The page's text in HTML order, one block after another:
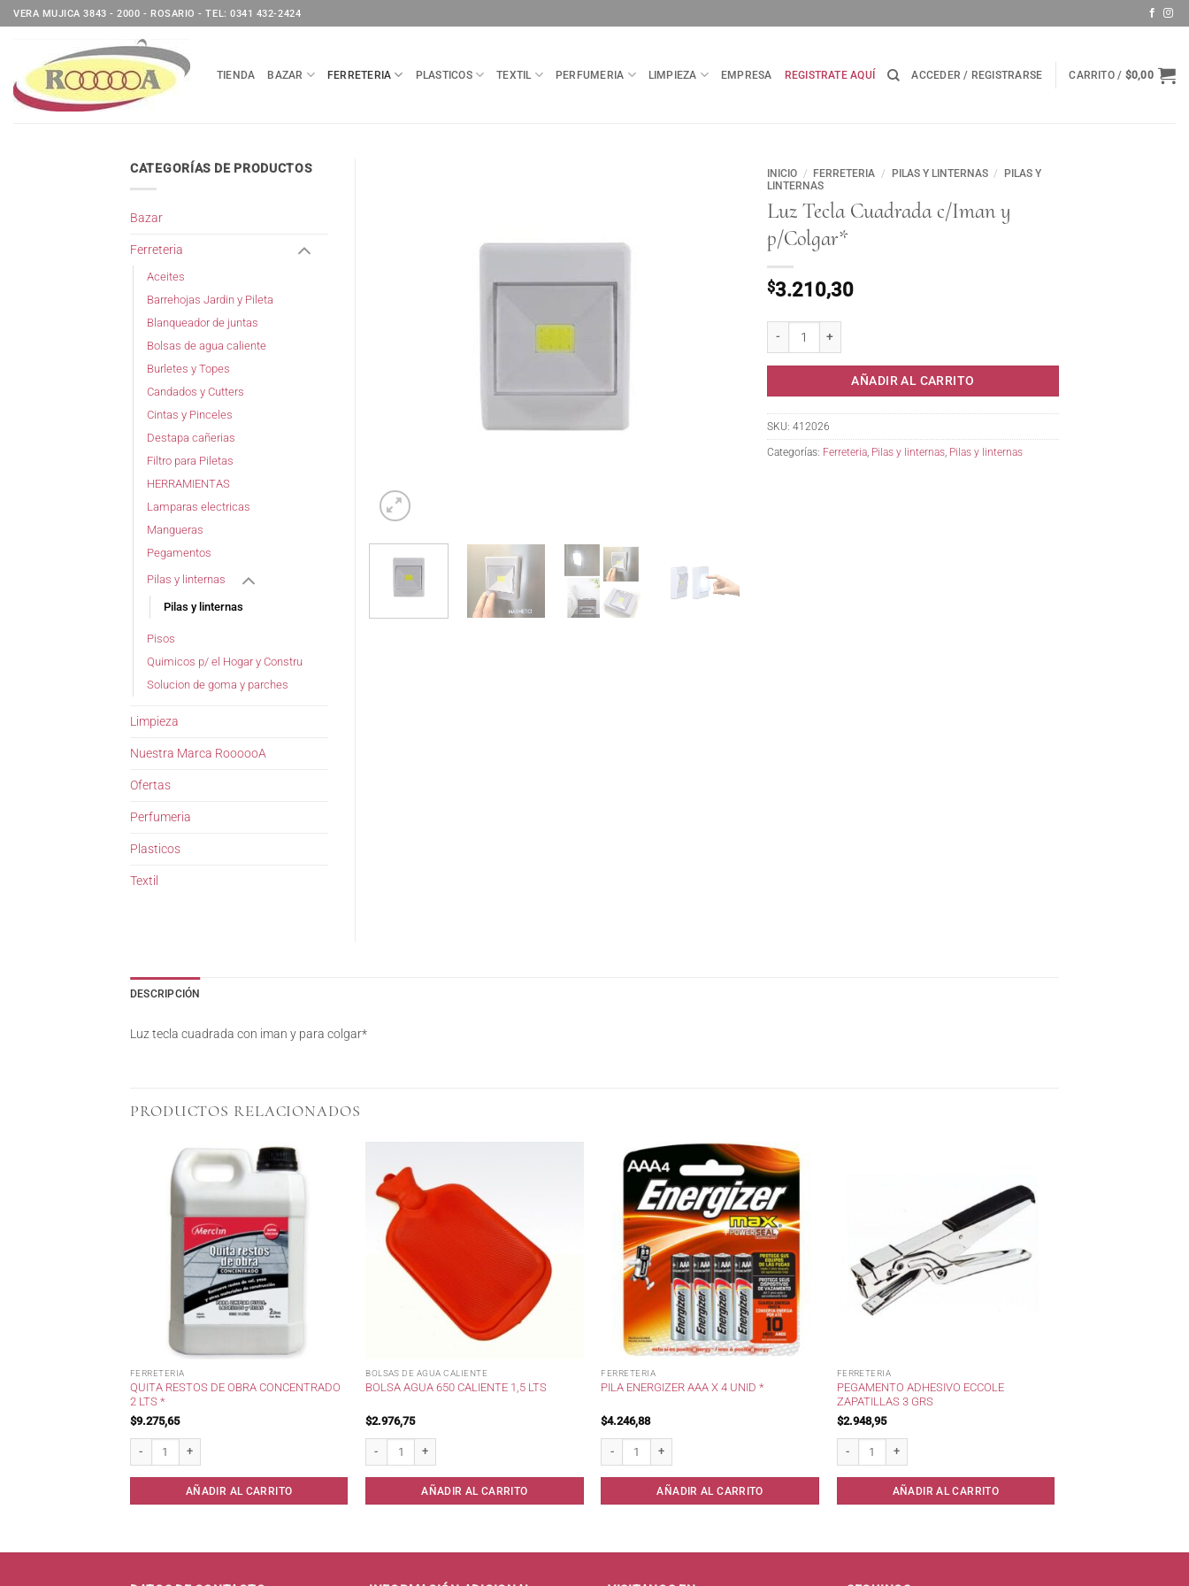
Saltar
al
VERA MUJICA 3843 - 2000 - ROSARIO - TEL: 0341 432-2424
TIENDA BAZAR FERRETERIA PLASTICOS TEXTIL PERFUMERIA LIMPIEZA EMPRESA REGISTRATE AQUÍ ACCEDER / REGISTRARSE CARRITO / $0,00
INICIO / FERRETERIA / PILAS Y LINTERNAS /
PILAS Y
LINTERNAS
Luz Tecla Cuadrada c/Iman y
p/Colgar*
$3.210,30
AÑADIR AL CARRITO
SKU: 412026
Categorías: Ferreteria Pilas y linternas Pilas y linternas
CATEGORÍAS DE PRODUCTOS
Bazar
Ferreteria
Aceites
Barrehojas Jardin y Pileta
Blanqueador de juntas
Bolsas de agua caliente
Burletes y Topes
Candados y Cutters
Cintas y Pinceles
Destapa cañerias
Filtro para Piletas
HERRAMIENTAS
Lamparas electricas
Mangueras
Pegamentos
Pilas y linternas
Pilas y linternas
Pisos
Quimicos p/ el Hogar y Constru
Solucion de goma y parches
Limpieza
Nuestra Marca RoooooA
Ofertas
Perfumeria
Plasticos
Textil
DESCRIPCIÓN
Luz tecla cuadrada con iman y para colgar*
PRODUCTOS RELACIONADOS
FERRETERIA
QUITA RESTOS DE OBRA CONCENTRADO
2 LTS *
$9.275,65
AÑADIR AL CARRITO
BOLSAS DE AGUA CALIENTE
BOLSA AGUA 650 CALIENTE 1,5 LTS
$2.976,75
AÑADIR AL CARRITO
FERRETERIA
PILA ENERGIZER AAA X 4 UNID *
$4.246,88
AÑADIR AL CARRITO
FERRETERIA
PEGAMENTO ADHESIVO ECCOLE
ZAPATILLAS 3 GRS
$2.948,95
AÑADIR AL CARRITO